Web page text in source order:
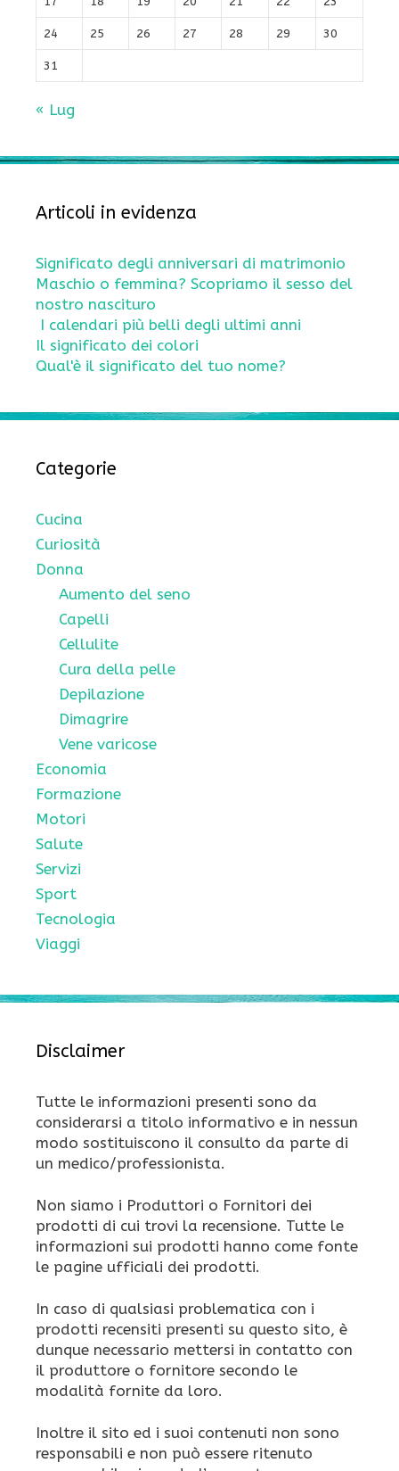
24 25 26 27 28 29 30
31
« Lug
Articoli in evidenza
Significato degli anniversari di matrimonio
Maschio o femmina? Scopriamo il sesso del
nostro nascituro
I calendari più belli degli ultimi anni
Il significato dei colori
Qual'è il significato del tuo nome?
Categorie
Cucina
Curiosità
Donna
Aumento del seno
Capelli
Cellulite
Cura della pelle
Depilazione
Dimagrire
Vene varicose
Economia
Formazione
Motori
Salute
Servizi
Sport
Tecnologia
Viaggi
Disclaimer
Tutte le informazioni presenti sono da
considerarsi a titolo informativo e in nessun
modo sostituiscono il consulto da parte di
un medico/professionista.
Non siamo i Produttori o Fornitori dei
prodotti di cui trovi la recensione. Tutte le
informazioni sui prodotti hanno come fonte
le pagine ufficiali dei prodotti.
In caso di qualsiasi problematica con i
prodotti recensiti presenti su questo sito, è
dunque necessario mettersi in contatto con
il produttore o fornitore secondo le
modalità fornite da loro.
Inoltre il sito ed i suoi contenuti non sono
responsabili e non può essere ritenuto